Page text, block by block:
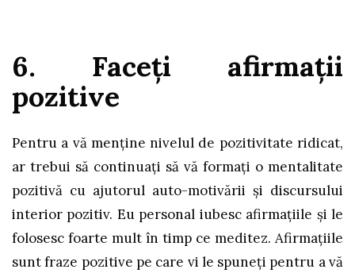
6. Faceți afirmații
pozitive
Pentru a vă menține nivelul de pozitivitate ridicat,
ar trebui să continuați să vă formați o mentalitate
pozitivă cu ajutorul auto-motivării și discursului
interior pozitiv. Eu personal iubesc afirmațiile și le
folosesc foarte mult în timp ce meditez. Afirmațiile
sunt fraze pozitive pe care vi le spuneți pentru a vă